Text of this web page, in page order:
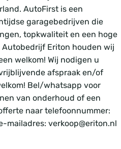
AutoFirst is een
garagebedrijven die
topkwaliteit en een hoge
Eriton houden wij
welkom! Wij nodigen u
afspraak en/of
Bel/whatsapp voor
van onderhoud of een
naar telefoonnummer:
mailadres: verkoop@eriton.nl